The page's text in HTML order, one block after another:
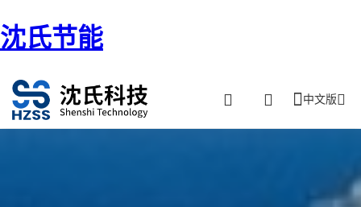
沈氏节能
中文版
首页 / 海工海船-FSRU、FLNG、FPSO、油气田平台网站